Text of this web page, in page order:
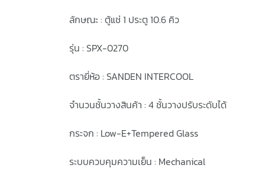
ลักษณะ : ตู้แช่ 1 ประตู 10.6 คิว
รุ่น : SPX-0270
ตรายี่ห้อ : SANDEN INTERCOOL
จำนวนชั้นวางสินค้า : 4 ชั้นวางปรับระดับได้
กระจก : Low-E+Tempered Glass
ระบบควบคุมความเย็น : Mechanical